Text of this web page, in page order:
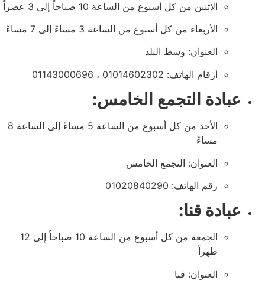
الاثنين من كل أسبوع من الساعة 10 صباحاً إلى 3 عصراً
الأربعاء من كل أسبوع من الساعة 3 مساءً إلى 7 مساءً
العنوان: وسط البلد
أرقام الهاتف: 01014602302 ، 01143000696
عبادة التجمع الخامس:
الأحد من كل أسبوع من الساعة 5 مساءً إلى الساعة 8
مساءً
العنوان: التجمع الخامس
رقم الهاتف: 01020840290
عبادة قنا:
الجمعة من كل أسبوع من الساعة 10 صباحاً إلى 12
ظهراً
العنوان: قنا